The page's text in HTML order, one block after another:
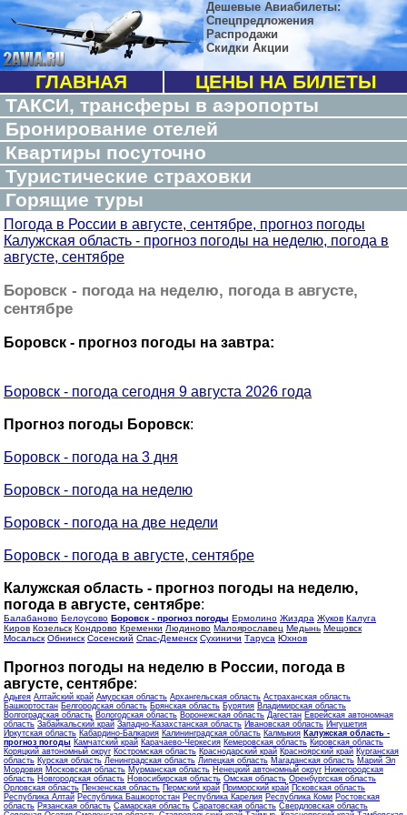
Дешевые Авиабилеты:
Спецпредложения
Распродажи
Скидки Акции
ГЛАВНАЯ
ЦЕНЫ НА БИЛЕТЫ
ТАКСИ, трансферы в аэропорты
Бронирование отелей
Квартиры посуточно
Туристические страховки
Горящие туры
Погода в России в августе, сентябре, прогноз погоды
Калужская область - прогноз погоды на неделю, погода в
августе, сентябре
Боровск - погода на неделю, погода в августе,
сентябре
Боровск - прогноз погоды на завтра:
Боровск - погода сегодня 9 августа 2026 года
Прогноз погоды Боровск:
Боровск - погода на 3 дня
Боровск - погода на неделю
Боровск - погода на две недели
Боровск - погода в августе, сентябре
Калужская область - прогноз погоды на неделю,
погода в августе, сентябре:
Балабаново Белоусово Боровск - прогноз погоды Ермолино Жиздра Жуков Калуга
Киров Козельск Кондрово Кременки Людиново Малоярославец Медынь Мещовск
Мосальск Обнинск Сосенский Спас-Деменск Сухиничи Таруса Юхнов
Прогноз погоды на неделю в России, погода в
августе, сентябре:
Адыгея Алтайский край Амурская область Архангельская область Астраханская область
Башкортостан Белгородская область Брянская область Бурятия Владимирская область
Волгоградская область Вологодская область Воронежская область Дагестан Еврейская автономная
область Забайкальский край Западно-Казахстанская область Ивановская область Ингушетия
Иркутская область Кабардино-Балкария Калининградская область Калмыкия Калужская область -
прогноз погоды Камчатский край Карачаево-Черкесия Кемеровская область Кировская область
Коряцкий автономный округ Костромская область Краснодарский край Красноярский край Курганская
область Курская область Ленинградская область Липецкая область Магаданская область Марий Эл
Мордовия Московская область Мурманская область Ненецкий автономный округ Нижегородская
область Новгородская область Новосибирская область Омская область Оренбургская область
Орловская область Пензенская область Пермский край Приморский край Псковская область
Республика Алтай Республика Башкортостан Республика Карелия Республика Коми Ростовская
область Рязанская область Самарская область Саратовская область Свердловская область